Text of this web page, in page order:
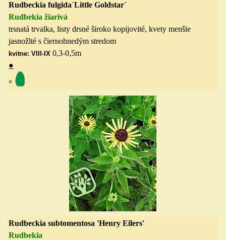
Rudbeckia fulgida´Little Goldstar´
Rudbekia žiarivá
trsnatá trvalka, listy drsné široko kopijovité, kvety menšie
jasnožlté s čiernohnedým stredom
kvitne: VIII-IX 0,3-0,5m
●
◦
Rudbeckia subtomentosa 'Henry Eilers'
Rudbekia